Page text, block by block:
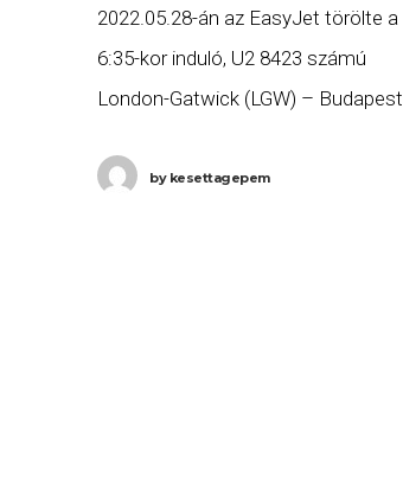
2022.05.28-án az EasyJet törölte a
6:35-kor induló, U2 8423 számú
London-Gatwick (LGW) – Budapest
U2 8428 számú Budapest (BUD) –
bykesettagepem